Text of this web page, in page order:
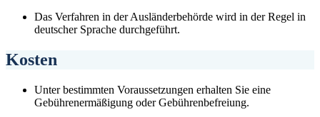
Das Verfahren in der Ausländerbehörde wird in der Regel in
deutscher Sprache durchgeführt.
Kosten
Unter bestimmten Voraussetzungen erhalten Sie eine
Gebührenermäßigung oder Gebührenbefreiung.